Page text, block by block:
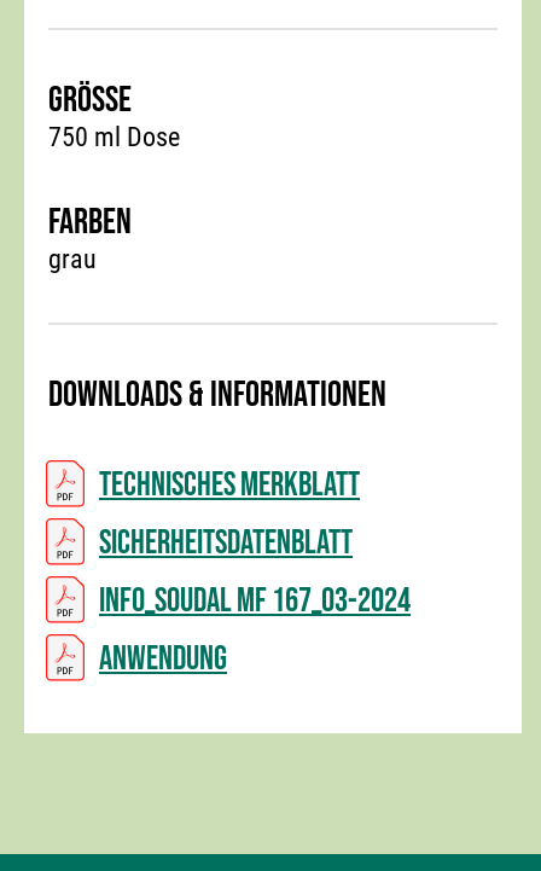
Grösse
750 ml Dose
Farben
grau
Downloads & Informationen
Technisches Merkblatt
Sicherheitsdatenblatt
INFO_Soudal MF 167_03-2024
Anwendung